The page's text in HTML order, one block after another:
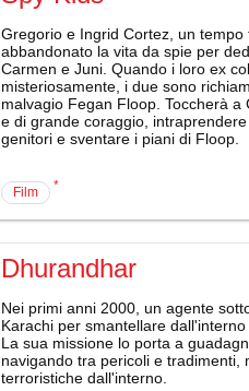
Gregorio e Ingrid Cortez, un
abbandonato la vita da spie per
Carmen e Juni. Quando i loro ex
misteriosamente, i due sono
malvagio Fegan Floop. Toccherà
e di grande coraggio,
genitori e sventare i piani di Floop.
film *
Dhurandhar
Nei primi anni 2000, un agente
Karachi per smantellare
La sua missione lo porta a
navigando tra pericoli e tradimenti,
terroristiche dall'interno.